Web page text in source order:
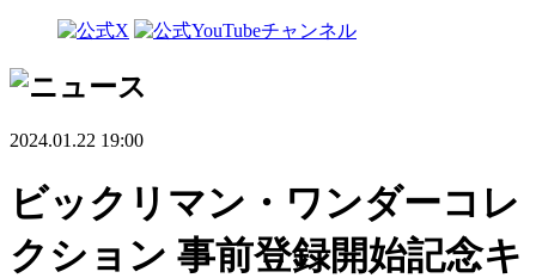
2024.01.22 19:00
ビックリマン・ワンダーコレ
クション 事前登録開始記念キ